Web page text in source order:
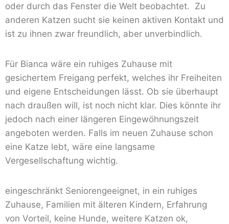
oder durch das Fenster die Welt beobachtet. Zu
anderen Katzen sucht sie keinen aktiven Kontakt und
ist zu ihnen zwar freundlich, aber unverbindlich.
Für Bianca wäre ein ruhiges Zuhause mit
gesichertem Freigang perfekt, welches ihr Freiheiten
und eigene Entscheidungen lässt. Ob sie überhaupt
nach draußen will, ist noch nicht klar. Dies könnte ihr
jedoch nach einer längeren Eingewöhnungszeit
angeboten werden. Falls im neuen Zuhause schon
eine Katze lebt, wäre eine langsame
Vergesellschaftung wichtig.
eingeschränkt Seniorengeeignet, in ein ruhiges
Zuhause, Familien mit älteren Kindern, Erfahrung
von Vorteil, keine Hunde, weitere Katzen ok,